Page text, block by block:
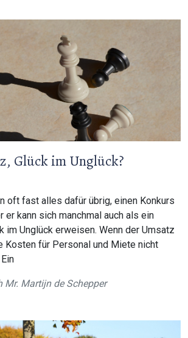
Glück im Unglück?
oft fast alles dafür übrig, einen Konkurs
er kann sich manchmal auch als ein
im Unglück erweisen. Wenn der Umsatz
Kosten für Personal und Miete nicht
Mr. Martijn de Schepper